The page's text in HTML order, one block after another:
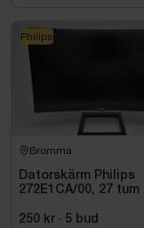
Bromma
Datorskärm Philips
272E1CA/00, 27 tum
250 kr · 5 bud
Philips